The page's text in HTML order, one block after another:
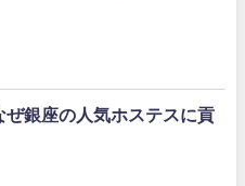
銀座の人気ホステスに貢